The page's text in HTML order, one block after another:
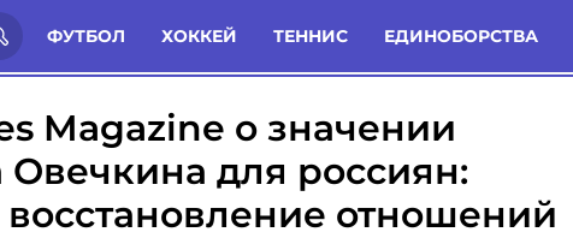
ФУТБОЛ ХОККЕЙ ТЕННИС ЕДИНОБОРСТВА
России: Статьи Комменты Новости
Magazine о значении
Овечкина для россиян:
отношений